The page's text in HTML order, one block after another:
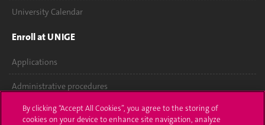
University Calendar
Enroll at UNIGE
Applications
Administrative procedures
Ask a question
By clicking “Accept All Cookies”, you agree to the storing of
cookies on your device to enhance site navigation, analyze